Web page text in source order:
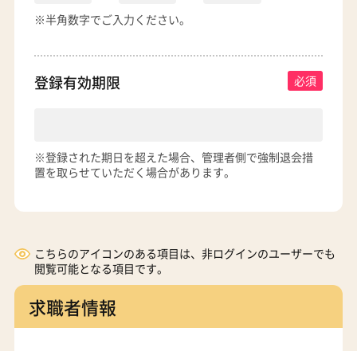
※半角数字でご入力ください。
登録有効期限
※登録された期日を超えた場合、管理者側で強制退会措
置を取らせていただく場合があります。
こちらのアイコンのある項目は、非ログインのユーザーでも
閲覧可能となる項目です。
求職者情報